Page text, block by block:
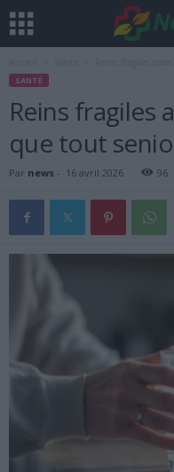
SANTÉ
Reins fragiles
que tout
Par news - 16 avril 2026 96